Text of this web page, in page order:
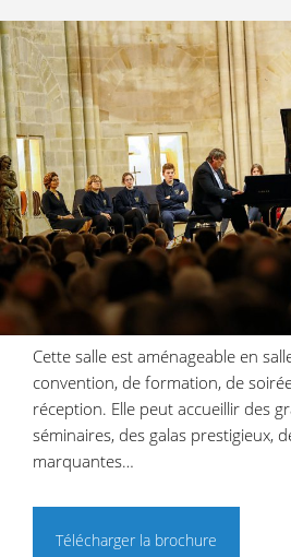
Cette salle est aménageable en
convention, de formation, de
réception. Elle peut accueillir des
séminaires, des galas prestigieux,
marquantes…
Télécharger la brochure